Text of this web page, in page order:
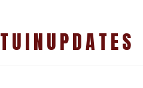
TUINUPDATES